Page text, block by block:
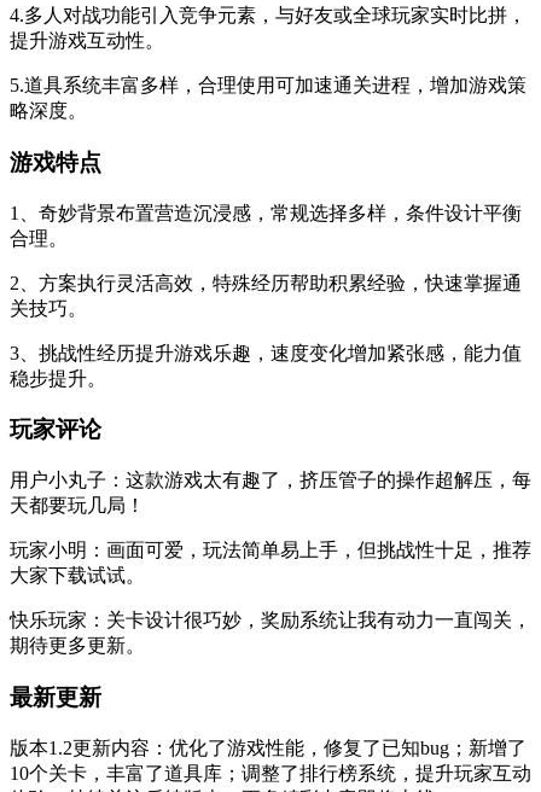
4.多人对战功能引入竞争元素，与好友或全球玩家实时比拼，
提升游戏互动性。
5.道具系统丰富多样，合理使用可加速通关进程，增加游戏策
略深度。
游戏特点
1、奇妙背景布置营造沉浸感，常规选择多样，条件设计平衡
合理。
2、方案执行灵活高效，特殊经历帮助积累经验，快速掌握通
关技巧。
3、挑战性经历提升游戏乐趣，速度变化增加紧张感，能力值
稳步提升。
玩家评论
用户小丸子：这款游戏太有趣了，挤压管子的操作超解压，每
天都要玩几局！
玩家小明：画面可爱，玩法简单易上手，但挑战性十足，推荐
大家下载试试。
快乐玩家：关卡设计很巧妙，奖励系统让我有动力一直闯关，
期待更多更新。
最新更新
版本1.2更新内容：优化了游戏性能，修复了已知bug；新增了
10个关卡，丰富了道具库；调整了排行榜系统，提升玩家互动